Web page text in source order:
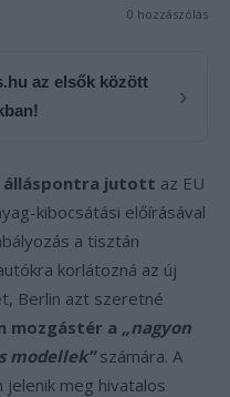
0 hozzászólás
az elsők között
›
álláspontra jutott az EU
kibocsátási előírásával
a tisztán
korlátozná az új
Berlin azt szeretné
mozgástér a „nagyon
modellek”számára. A
meg hivatalos